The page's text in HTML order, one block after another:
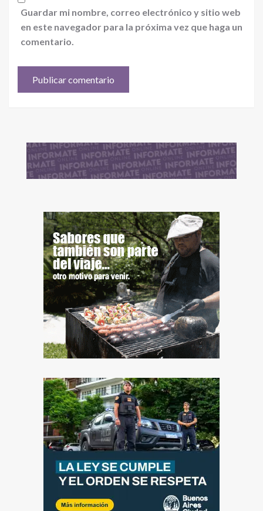
Guardar mi nombre, correo electrónico y sitio web
en este navegador para la próxima vez que haga un
comentario.